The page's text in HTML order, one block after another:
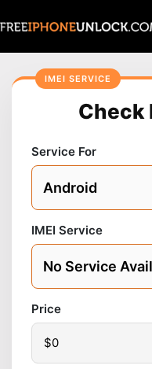
Check
Service For
IMEI Service
Price